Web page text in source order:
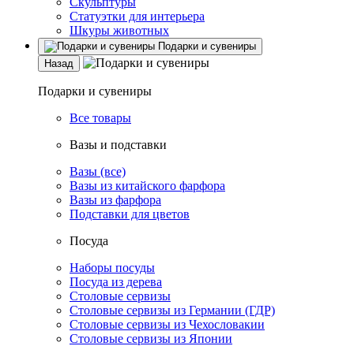
Статуэтки для интерьера
Шкуры животных
Подарки и сувениры
Назад
Подарки и сувениры
Все товары
Вазы и подставки
Вазы (все)
Вазы из китайского фарфора
Вазы из фарфора
Подставки для цветов
Посуда
Наборы посуды
Посуда из дерева
Столовые сервизы
Столовые сервизы из Германии (ГДР)
Столовые сервизы из Чехословакии
Столовые сервизы из Японии